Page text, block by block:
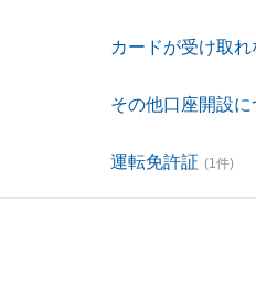
カードが受け取
その他口座開設
運転免許証 (1件)